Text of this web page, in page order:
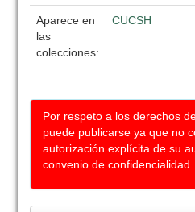
Aparece en
las
colecciones:
CUCSH
Por respeto a los derechos
puede publicarse ya que no
autorización explícita de su
convenio de confidencialidad